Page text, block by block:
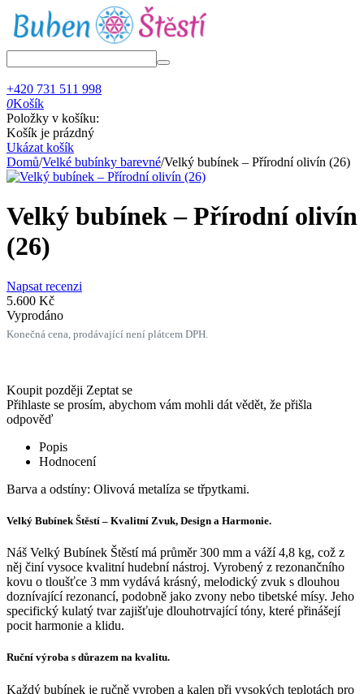
+420 731 511 998
0Košík
Položky v košíku:
Košík je prázdný
Ukázat košík
Domů/Velké bubínky barevné/Velký bubínek – Přírodní olivín (26)
Velký bubínek – Přírodní olivín
(26)
Napsat recenzi
5.600 Kč
Vyprodáno
Konečná cena, prodávající není plátcem DPH.
Koupit později Zeptat se
Přihlaste se prosím, abychom vám mohli dát vědět, že přišla
odpověď
Popis
Hodnocení
Barva a odstíny: Olivová metalíza se třpytkami.
Velký Bubínek Štěstí – Kvalitní Zvuk, Design a Harmonie.
Náš Velký Bubínek Štěstí má průměr 300 mm a váží 4,8 kg, což z
něj činí vysoce kvalitní hudební nástroj. Vyrobený z rezonančního
kovu o tloušťce 3 mm vydává krásný, melodický zvuk s dlouhou
doznívající rezonancí, podobně jako zvony nebo tibetské mísy. Jeho
specifický kulatý tvar zajišťuje dlouhotrvající tóny, které přinášejí
pocit harmonie a klidu.
Ruční výroba s důrazem na kvalitu.
Každý bubínek je ručně vyroben a kalen při vysokých teplotách pro